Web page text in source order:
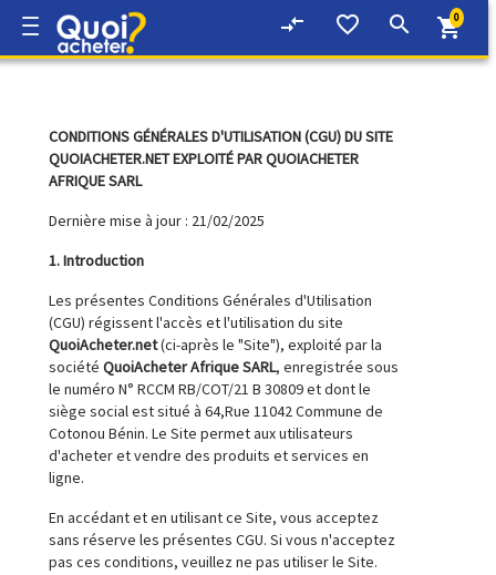
compare_arrows favorite_border search shopping_cart
0
CONDITIONS GÉNÉRALES D'UTILISATION (CGU) DU SITE
QUOIACHETER.NET EXPLOITÉ PAR QUOIACHETER
AFRIQUE SARL
Dernière mise à jour : 21/02/2025
1. Introduction
Les présentes Conditions Générales d'Utilisation
(CGU) régissent l'accès et l'utilisation du site
QuoiAcheter.net(ci-après le "Site"), exploité par la
société QuoiAcheter Afrique SARL, enregistrée sous
le numéro N° RCCM RB/COT/21 B 30809 et dont le
siège social est situé à 64,Rue 11042 Commune de
Cotonou Bénin. Le Site permet aux utilisateurs
d'acheter et vendre des produits et services en
ligne.
En accédant et en utilisant ce Site, vous acceptez
sans réserve les présentes CGU. Si vous n'acceptez
pas ces conditions, veuillez ne pas utiliser le Site.